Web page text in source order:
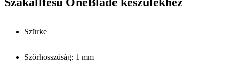
Szürke
Szőrhosszúság: 1 mm